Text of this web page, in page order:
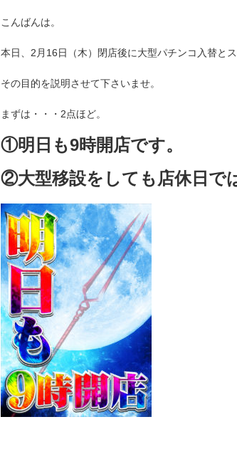
こんばんは。
本日、2月16日（木）閉店後に大型パチンコ入替と
その目的を説明させて下さいませ。
まずは・・・2点ほど。
①明日も9時開店です。
②大型移設をしても店休日で